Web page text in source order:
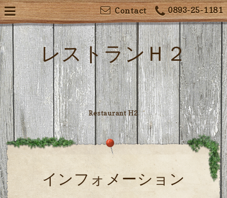
0893-25-1181
Contact
レストランＨ２
Restaurant H2
インフォメーション